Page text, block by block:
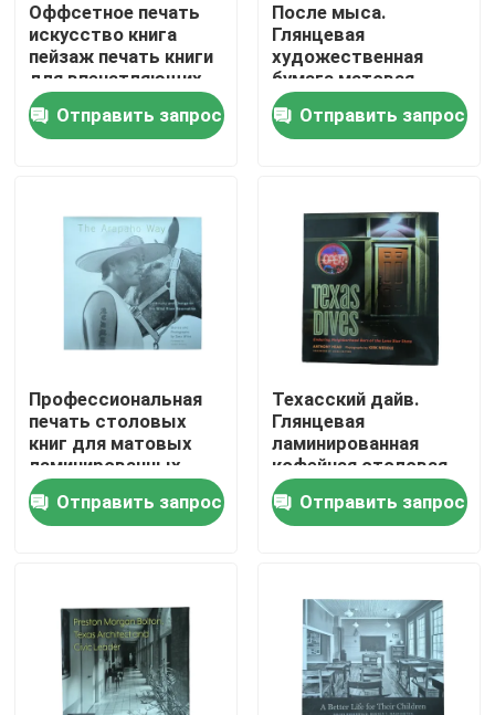
Дом
Продукты
Видео
Ресурс
Свяжитесь мы
Новости
Печать столовых книг
Печать карт таро
Оффсетное печать
искусство книга
пейзаж печать книги
для впечатляющих
кофейных столов
Отправить запрос
После мыса.
Глянцевая
художественная
бумага матовая
ламинированная
кофейная столовая
книга с цветной
куртками.
Отправить запрос
Профессиональная
печать столовых
книг для матовых
ламинированных
курт и глянцевых
художественных
страниц
Отправить запрос
Техасский дайв.
Глянцевая
ламинированная
кофейная столовая
книга с пиджаками и
120 гг глянцевой
художественной
Отправить запрос